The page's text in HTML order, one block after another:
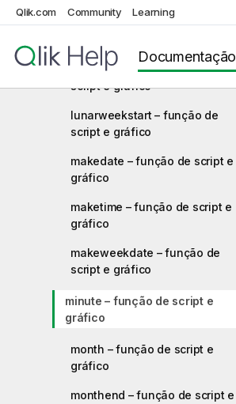
Qlik.com Community Learning
Documentação
lunarweekend – função de
lunarweekname – função de
script e gráfico
lunarweekstart – função de
script e gráfico
makedate – função de script e
gráfico
maketime – função de script e
gráfico
makeweekdate – função de
script e gráfico
minute – função de script e
gráfico
month – função de script e
gráfico
monthend – função de script e